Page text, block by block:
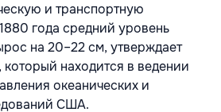
и транспортную
года средний уровень
на 20–22 см, утверждает
который находится в ведении
океанических и
США.